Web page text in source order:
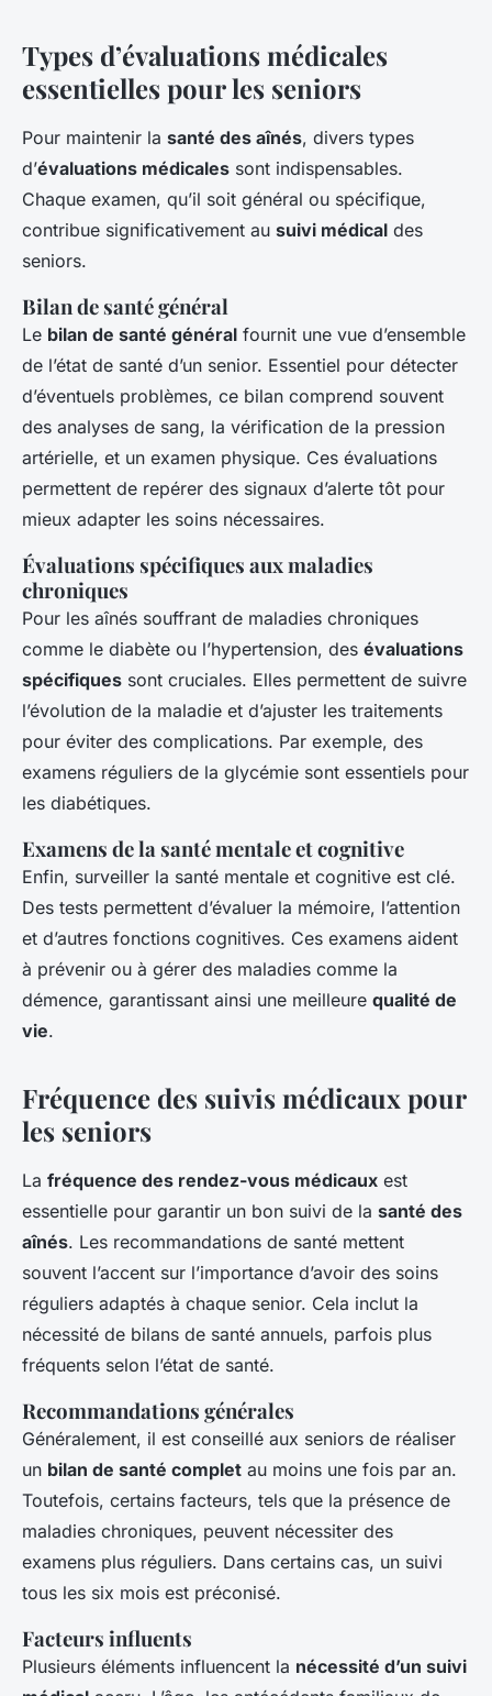
Types d’évaluations médicales
essentielles pour les seniors
Pour maintenir la santé des aînés, divers types
d’évaluations médicales sont indispensables.
Chaque examen, qu’il soit général ou spécifique,
contribue significativement au suivi médical des
seniors.
Bilan de santé général
Le bilan de santé général fournit une vue d’ensemble
de l’état de santé d’un senior. Essentiel pour détecter
d’éventuels problèmes, ce bilan comprend souvent
des analyses de sang, la vérification de la pression
artérielle, et un examen physique. Ces évaluations
permettent de repérer des signaux d’alerte tôt pour
mieux adapter les soins nécessaires.
Évaluations spécifiques aux maladies
chroniques
Pour les aînés souffrant de maladies chroniques
comme le diabète ou l’hypertension, des évaluations
spécifiques sont cruciales. Elles permettent de suivre
l’évolution de la maladie et d’ajuster les traitements
pour éviter des complications. Par exemple, des
examens réguliers de la glycémie sont essentiels pour
les diabétiques.
Examens de la santé mentale et cognitive
Enfin, surveiller la santé mentale et cognitive est clé.
Des tests permettent d’évaluer la mémoire, l’attention
et d’autres fonctions cognitives. Ces examens aident
à prévenir ou à gérer des maladies comme la
démence, garantissant ainsi une meilleure qualité de
vie.
Fréquence des suivis médicaux pour
les seniors
La fréquence des rendez-vous médicaux est
essentielle pour garantir un bon suivi de la santé des
aînés. Les recommandations de santé mettent
souvent l’accent sur l’importance d’avoir des soins
réguliers adaptés à chaque senior. Cela inclut la
nécessité de bilans de santé annuels, parfois plus
fréquents selon l’état de santé.
Recommandations générales
Généralement, il est conseillé aux seniors de réaliser
un bilan de santé complet au moins une fois par an.
Toutefois, certains facteurs, tels que la présence de
maladies chroniques, peuvent nécessiter des
examens plus réguliers. Dans certains cas, un suivi
tous les six mois est préconisé.
Facteurs influents
Plusieurs éléments influencent la nécessité d’un suivi